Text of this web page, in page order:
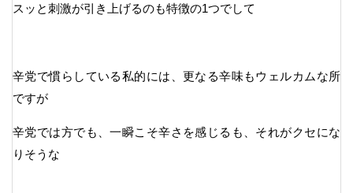
スッと刺激が引き上げるのも特徴の1つでして
辛党で慣らしている私的には、更なる辛味もウェルカムな所
ですが
辛党では方でも、一瞬こそ辛さを感じるも、それがクセにな
りそうな